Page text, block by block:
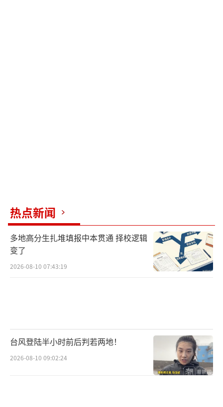
热点新闻
多地高分生扎堆填报中本贯通 择校逻辑
变了
2026-08-10 07:43:19
台风登陆半小时前后判若两地！
2026-08-10 09:02:24